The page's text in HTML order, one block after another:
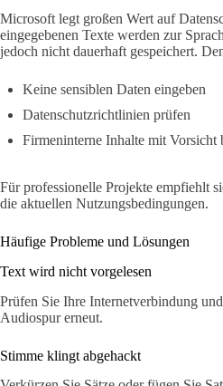
Microsoft legt großen Wert auf
eingegebenen Texte werden zur
jedoch nicht dauerhaft gespeichert.
Keine sensiblen Daten eingeben
Datenschutzrichtlinien prüfen
Firmeninterne Inhalte mit Vorsicht
Für professionelle Projekte empfiehlt
die aktuellen Nutzungsbedingungen.
Häufige Probleme und Lösungen
Text wird nicht vorgelesen
Prüfen Sie Ihre Internetverbindung
Audiospur erneut.
Stimme klingt abgehackt